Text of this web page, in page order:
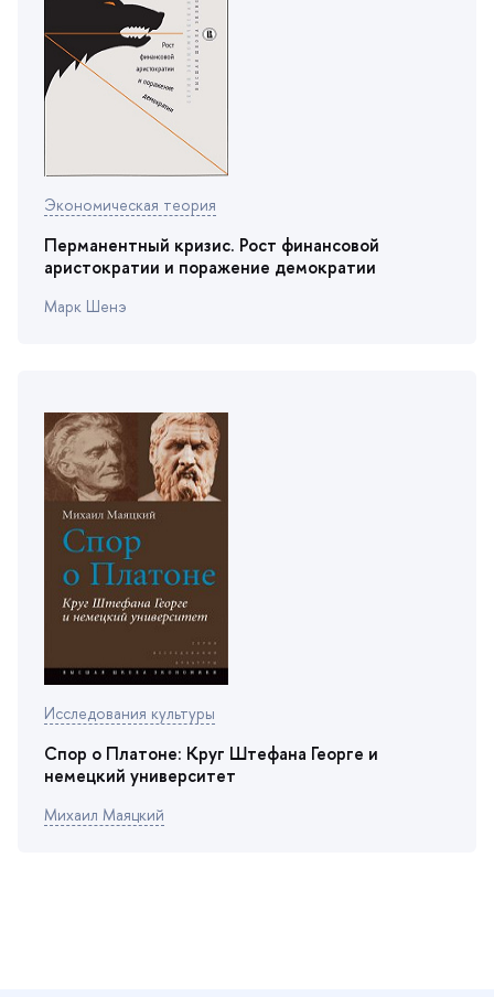
Экономическая теория
Перманентный кризис. Рост финансовой
аристократии и поражение демократии
Марк Шенэ
Исследования культуры
Спор о Платоне: Круг Штефана Георге и
немецкий университет
Михаил Маяцкий